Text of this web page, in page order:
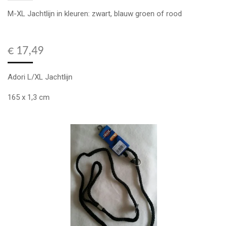
M-XL Jachtlijn in kleuren: zwart, blauw groen of rood
€ 17,49
Adori L/XL Jachtlijn
165 x 1,3 cm